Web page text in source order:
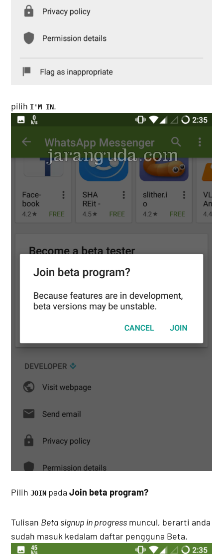
pilih I'M IN.
PilihJOIN padaJoin beta program?
Tulisan Beta signup in progress muncul, berarti anda
sudah masuk kedalam daftar pengguna Beta.